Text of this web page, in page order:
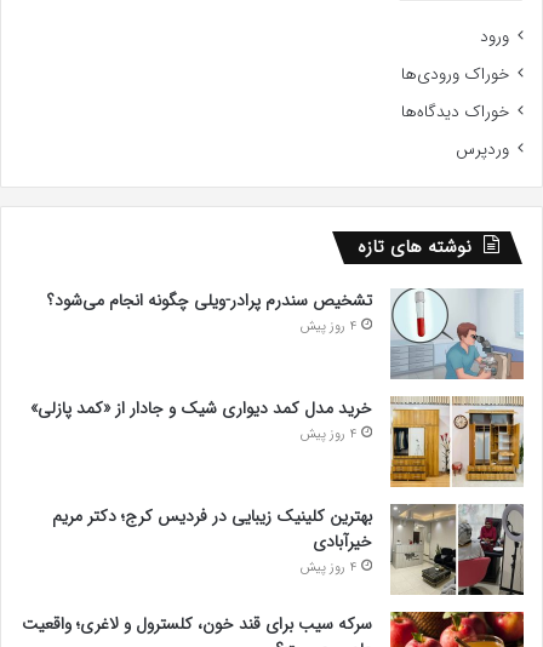
ورود
خوراک ورودی‌ها
خوراک دیدگاه‌ها
وردپرس
نوشته های تازه
تشخیص سندرم پرادر-ویلی چگونه انجام می‌شود؟
4 روز پیش
خرید مدل کمد دیواری شیک و جادار از «کمد پازلی»
4 روز پیش
بهترین کلینیک زیبایی در فردیس کرج؛ دکتر مریم
خیرآبادی
4 روز پیش
سرکه سیب برای قند خون، کلسترول و لاغری؛ واقعیت